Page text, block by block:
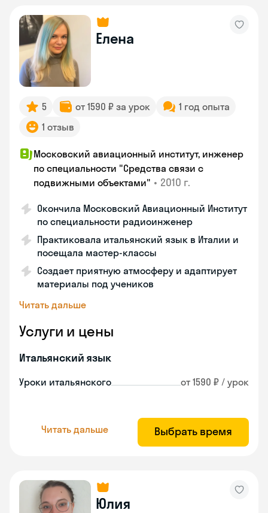
Елена
5 от 1590 ₽ за урок
1 год опыта
1 отзыв
Московский авиационный институт, инженер
по специальности "Средства связи с
подвижными объектами" • 2010 г.
Окончила Московский Авиационный Институт
по специальности радиоинженер
Практиковала итальянский язык в Италии и
посещала мастер-классы
Создает приятную атмосферу и адаптирует
материалы под учеников
Читать дальше
Услуги и цены
Итальянский язык
Уроки итальянского от 1590 ₽ / урок
Читать дальше Выбрать время
Юлия